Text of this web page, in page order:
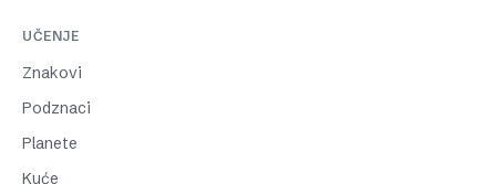
UČENJE
Znakovi
Podznaci
Planete
Kuće